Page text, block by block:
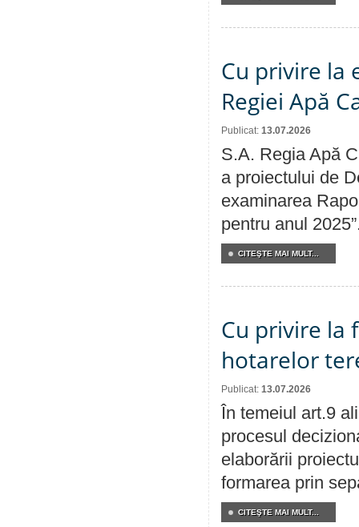
Cu privire la
Regiei Apă
Publicat: 13.07.2026
S.A. Regia Apă
a proiectului de
examinarea
pentru anul
CITEŞTE MAI MULT...
Cu privire la
hotarelor
Publicat: 13.07.2026
În temeiul art.9
procesul
elaborării
formarea prin
CITEŞTE MAI MULT...